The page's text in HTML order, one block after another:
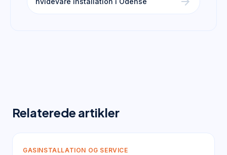
Relaterede artikler
GASINSTALLATION OG SERVICE